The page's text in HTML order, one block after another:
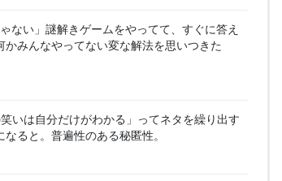
ない」謎解きゲームをやってて、すぐに答え
みんなやってない変な解法を思いつきた
いは自分だけがわかる」ってネタを繰り出す
ると。普遍性のある秘匿性。